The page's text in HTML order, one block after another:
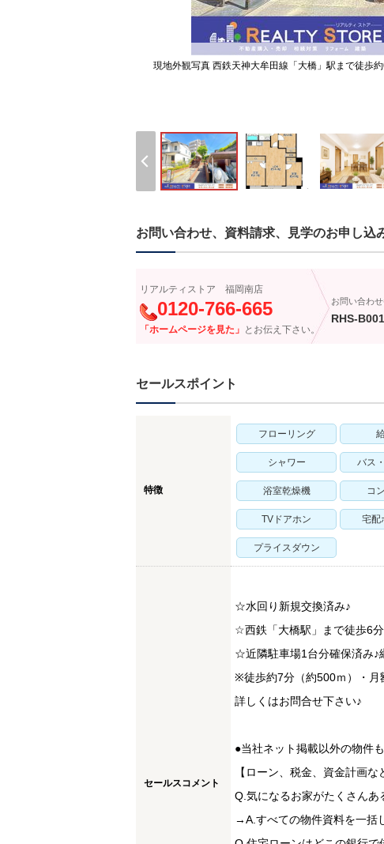
現地外観写真 西鉄天神大牟田線「大橋」駅まで徒歩
お問い合わせ、資料請求、見学のお申し込
リアルティストア 福岡南店
0120-766-665
「ホームページを見た」 とお伝え下さい。
お問い合わ
RHS-
セールスポイント
特徴
フローリング
シャワー バス
浴室乾燥機 コ
TVドアホン 宅配
プライスダウン
セールスコメント
☆水回り新規交換済み♪
☆西鉄「大橋駅」まで徒歩6
☆近隣駐車場1台分確保済み♪
※徒歩約7分（約500ｍ）・月
詳しくはお問合せ下さい♪
●当社ネット掲載以外の物件
【ローン、税金、資金計画な
Q.気になるお家がたくさんあ
→A.すべての物件資料を一括